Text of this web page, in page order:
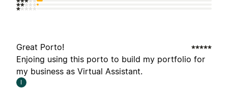
Great Porto!
Enjoing using this porto to build my portfolio for
my business as Virtual Assistant.
I